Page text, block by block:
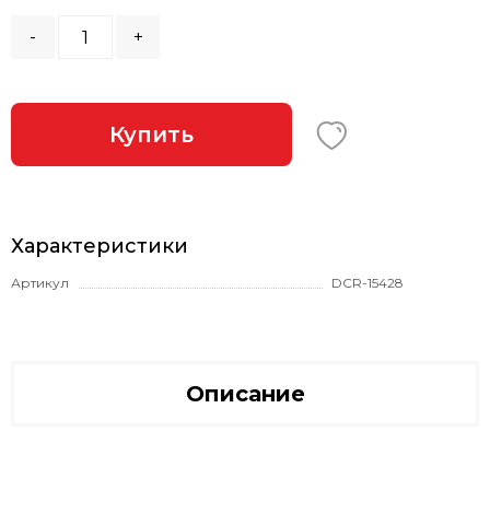
- +
Купить
Характеристики
Артикул DCR-15428
Описание